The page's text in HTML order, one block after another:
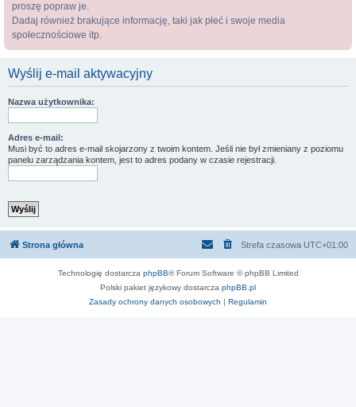
proszę popraw je.
Dadaj również brakujące informację, taki jak płeć i swoje media
społecznościowe itp.
Wyślij e-mail aktywacyjny
Nazwa użytkownika:
Adres e-mail:
Musi być to adres e-mail skojarzony z twoim kontem. Jeśli nie był zmieniany z poziomu
panelu zarządzania kontem, jest to adres podany w czasie rejestracji.
Strona główna Strefa czasowa UTC+01:00
Technologię dostarcza phpBB® Forum Software © phpBB Limited
Polski pakiet językowy dostarcza phpBB.pl
Zasady ochrony danych osobowych | Regulamin